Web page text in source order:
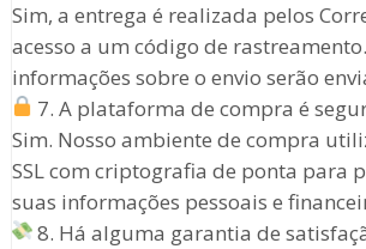
Sim, a entrega é realizada pelos
acesso a um código de
informações sobre o envio serão
7. A plataforma de compra é
Sim. Nosso ambiente de compra
SSL com criptografia de ponta para
suas informações pessoais e
8. Há alguma garantia de